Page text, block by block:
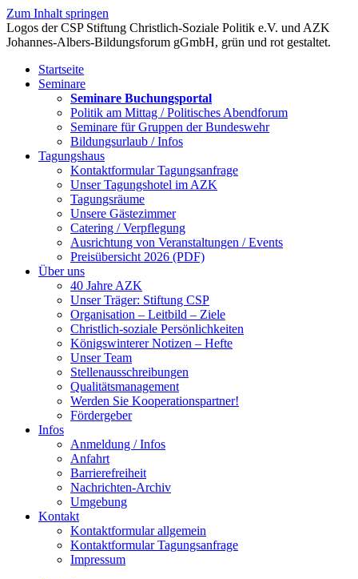
Zum Inhalt springen
Startseite
Seminare
Seminare Buchungsportal
Politik am Mittag / Politisches Abendforum
Seminare für Gruppen der Bundeswehr
Bildungsurlaub / Infos
Tagungshaus
Kontaktformular Tagungsanfrage
Unser Tagungshotel im AZK
Tagungsräume
Unsere Gästezimmer
Catering / Verpflegung
Ausrichtung von Veranstaltungen / Events
Preisübersicht 2026 (PDF)
Über uns
40 Jahre AZK
Unser Träger: Stiftung CSP
Organisation – Leitbild – Ziele
Christlich-soziale Persönlichkeiten
Königswinterer Notizen – Hefte
Unser Team
Stellenausschreibungen
Qualitätsmanagement
Werden Sie Kooperationspartner!
Fördergeber
Infos
Anmeldung / Infos
Anfahrt
Barrierefreiheit
Nachrichten-Archiv
Umgebung
Kontakt
Kontaktformular allgemein
Kontaktformular Tagungsanfrage
Impressum